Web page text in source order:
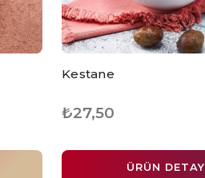
Kestane
₺27,50
ÜRÜN DETAY